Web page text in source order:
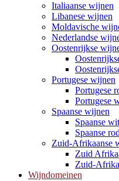
Italiaanse wijnen
Libanese wijnen
Moldavische
Nederlandse
Oostenrijkse
Portugese wijnen
Portugese
Portugese
Spaanse wijnen
Spaanse
Spaanse
Zuid-Afrikaanse
Zuid
Zuid-
Wijndomeinen